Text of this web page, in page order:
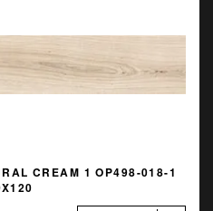
CREAM 1 OP498-018-1